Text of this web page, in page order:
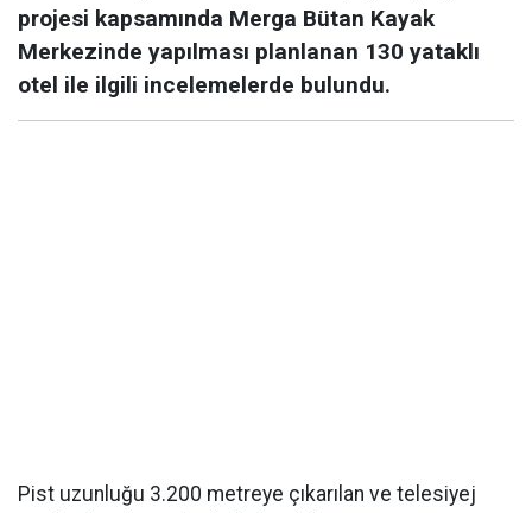
projesi kapsamında Merga Bütan Kayak
Merkezinde yapılması planlanan 130 yataklı
otel ile ilgili incelemelerde bulundu.
Pist uzunluğu 3.200 metreye çıkarılan ve telesiyej